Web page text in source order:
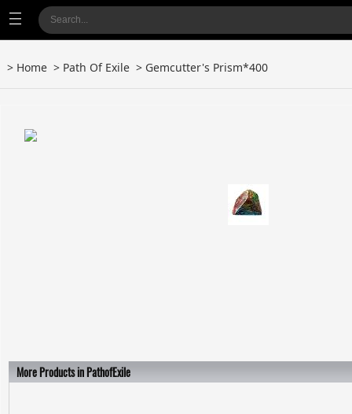
> Home > Path Of Exile > Gemcutter's Prism*400
More Products in PathofExile